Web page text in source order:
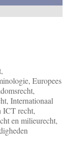
Europees
Internationaal
ICT recht,
en milieurecht,